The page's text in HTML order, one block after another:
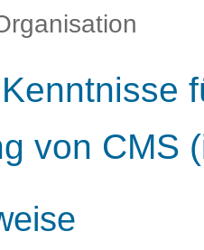
von CMS